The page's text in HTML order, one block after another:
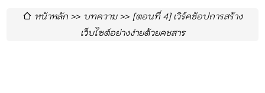
หน้าหลัก บทความ
[ตอนที่ 4] เวิร์คช้อปการสร้าง
เว็บไซต์อย่างง่ายด้วยคชสาร